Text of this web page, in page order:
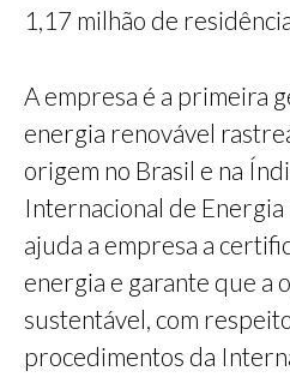
1,17 milhão de
A empresa é a primeira
energia renovável
origem no Brasil e na
Internacional de
ajuda a empresa a
energia e garante que a
sustentável, com
procedimentos da